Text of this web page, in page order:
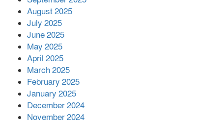
August 2025
July 2025
June 2025
May 2025
April 2025
March 2025
February 2025
January 2025
December 2024
November 2024